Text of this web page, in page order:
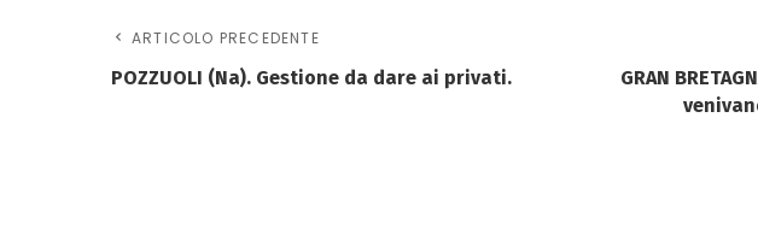
ARTICOLO PRECEDENTE
POZZUOLI (Na). Gestione da dare ai privati.
GRAN